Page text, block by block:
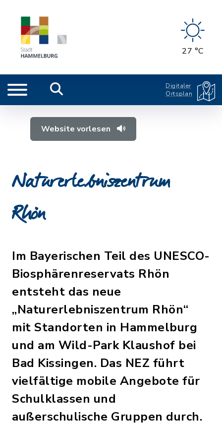
27 °C
Digitaler
Ortsplan
Website vorlesen
Naturerlebniszentrum
Rhön
Im Bayerischen Teil des UNESCO-
Biosphärenreservats Rhön
entsteht das neue
„Naturerlebniszentrum Rhön“
mit Standorten in Hammelburg
und am Wild-Park Klaushof bei
Bad Kissingen. Das NEZ führt
vielfältige mobile Angebote für
Schulklassen und
außerschulische Gruppen durch.